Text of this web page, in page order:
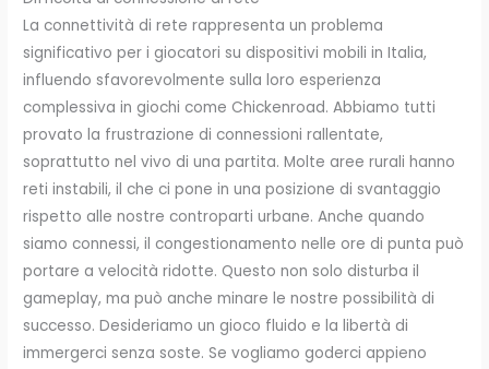
La connettività di rete rappresenta un problema
significativo per i giocatori su dispositivi mobili in Italia,
influendo sfavorevolmente sulla loro esperienza
complessiva in giochi come Chickenroad. Abbiamo tutti
provato la frustrazione di connessioni rallentate,
soprattutto nel vivo di una partita. Molte aree rurali hanno
reti instabili, il che ci pone in una posizione di svantaggio
rispetto alle nostre controparti urbane. Anche quando
siamo connessi, il congestionamento nelle ore di punta può
portare a velocità ridotte. Questo non solo disturba il
gameplay, ma può anche minare le nostre possibilità di
successo. Desideriamo un gioco fluido e la libertà di
immergerci senza soste. Se vogliamo goderci appieno